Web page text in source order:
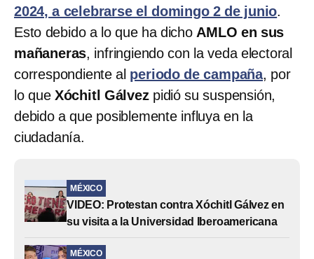
2024, a celebrarse el domingo 2 de junio.
Esto debido a lo que ha dicho AMLO en sus
mañaneras, infringiendo con la veda electoral
correspondiente al periodo de campaña, por
lo que Xóchitl Gálvezpidió su suspensión,
debido a que posiblemente influya en la
ciudadanía.
MÉXICO
VIDEO: Protestan contra Xóchitl Gálvez en
su visita a la Universidad Iberoamericana
MÉXICO